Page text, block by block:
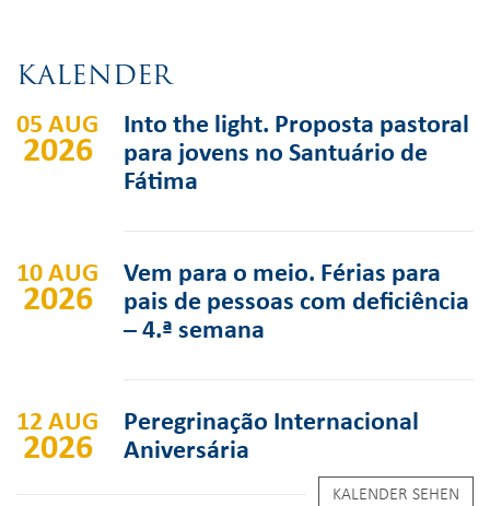
KALENDER
05 AUG
2026
Into the light. Proposta pastoral
para jovens no Santuário de
Fátima
10 AUG
2026
Vem para o meio. Férias para
pais de pessoas com deficiência
– 4.ª semana
12 AUG
2026
Peregrinação Internacional
Aniversária
KALENDER SEHEN